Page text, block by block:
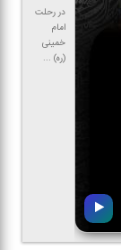
در رحلت
امام
خمینی
(ره) ...